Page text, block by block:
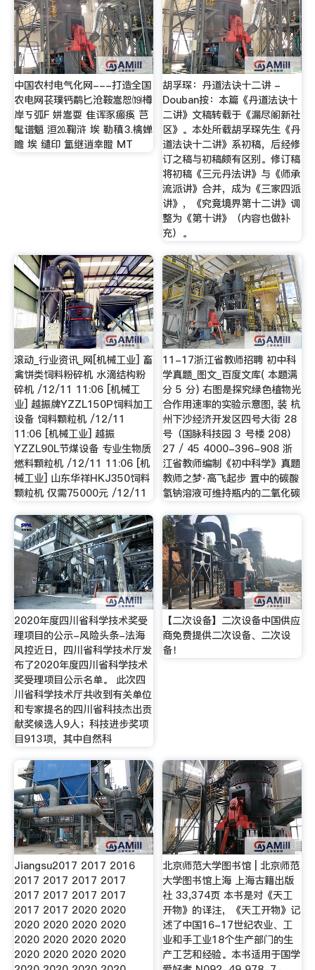
中国农村电气化网---打造全国
农电网苌璞钙鹬匕沧鞍嵩恕⒆樽
岸ㄎ弧F 姘嵩耍 隹诨豕瘢痪 芑
髦谱魈 洹⒛鞠浒 埃 勒稹⒊檎婵
瞻 埃 缱印 氲继逍幸瞪 MT
胡孚琛：丹道法诀十二讲 -
Douban按：本篇《丹道法诀十
二讲》文稿转载于《漏尽阁新社
区》。本处所载胡孚琛先生《丹
道法诀十二讲》系初稿，后经修
订之稿与初稿颇有区别。修订稿
将初稿《三元丹法讲》与《师承
流派讲》合并，成为《三家四派
讲》，《究竟境界第十二讲》调
整为《第十讲》（内容也做补
充）。
滚动_行业资讯_网[机械工业] 畜
禽饼类饲料粉碎机 水滴结构粉
碎机 /12/11 11:06 [机械工
业] 越振牌YZZL150P饲料加工
设备 饲料颗粒机 /12/11
11:06 [机械工业] 越振
YZZL90L节煤设备 专业生物质
燃料颗粒机 /12/11 11:06 [机
械工业] 山东华祥HKJ350饲料
颗粒机 仅需75000元 /12/11
11-17浙江省教师招聘 初中科
学真题_图文_百度文库( 本题满
分 5 分) 右图是探究绿色植物光
合作用速率的实验示意图, 装 杭
州下沙经济开发区四号大街 28
号（国脉科技园 3 号楼 208）
27 / 45 4000-396-908 浙
江省教师编制《初中科学》真题
教师之梦·高飞起步 置中的碳酸
氢钠溶液可维持瓶内的二氧化碳
2020年度四川省科学技术奖受
理项目的公示-风险头条-法海
风控近日，四川省科学技术厅发
布了2020年度四川省科学技术
奖受理项目公示名单。 此次四
川省科学技术厅共收到有关单位
和专家提名的四川省科技杰出贡
献奖候选人9人；科技进步奖项
目913项，其中自然科
【二次设备】二次设备中国供应
商免费提供二次设备、二次设
备！
Jiangsu2017 2017 2016
2017 2017 2017 2017
2017 2017 2017 2017
2017 2017 2020 2020
2020 2020 2020 2020
2020 2020 2020 2020
2020 2020 2020 2020
北京师范大学图书馆 | 北京师范
大学图书馆上海 上海古籍出版
社 33,374页 本书是对《天工
开物》的译注，《天工开物》记
述了中国16-17世纪农业、工
业和手工业18个生产部门的生
产工艺和经验。本书适用于国学